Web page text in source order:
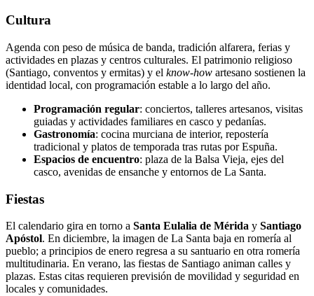
Cultura
Agenda con peso de música de banda, tradición alfarera, ferias y
actividades en plazas y centros culturales. El patrimonio religioso
(Santiago, conventos y ermitas) y el know‑how artesano sostienen la
identidad local, con programación estable a lo largo del año.
Programación regular: conciertos, talleres artesanos, visitas
guiadas y actividades familiares en casco y pedanías.
Gastronomía: cocina murciana de interior, repostería
tradicional y platos de temporada tras rutas por Espuña.
Espacios de encuentro: plaza de la Balsa Vieja, ejes del
casco, avenidas de ensanche y entornos de La Santa.
Fiestas
El calendario gira en torno a Santa Eulalia de Mérida y Santiago
Apóstol. En diciembre, la imagen de La Santa baja en romería al
pueblo; a principios de enero regresa a su santuario en otra romería
multitudinaria. En verano, las fiestas de Santiago animan calles y
plazas. Estas citas requieren previsión de movilidad y seguridad en
locales y comunidades.